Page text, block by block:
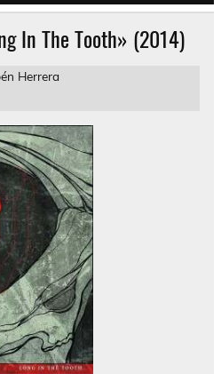
In The Tooth» (2014)
Herrera